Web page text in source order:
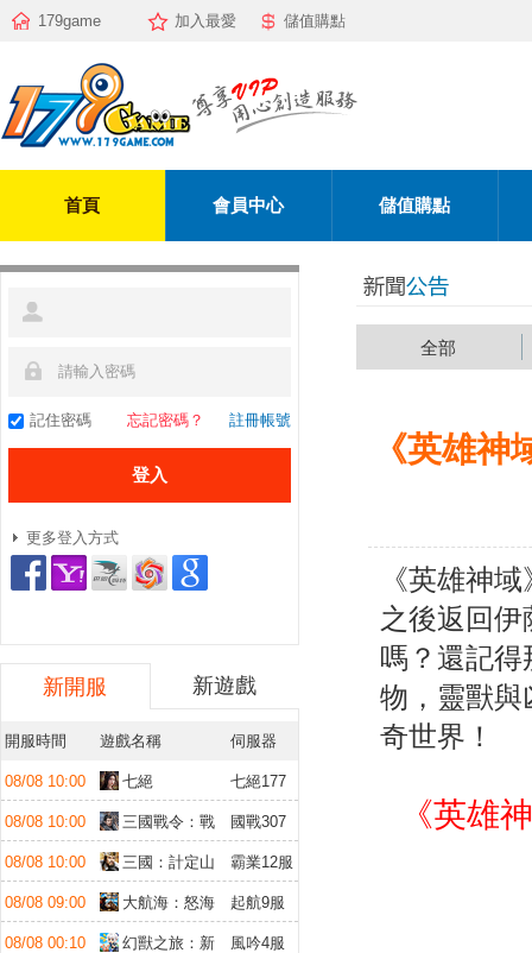
179game 加入最愛 儲值購點
首頁 會員中心 儲值購點
記住密碼 忘記密碼？ 註冊帳號
更多登入方式
新開服 新遊戲
開服時間 遊戲名稱 伺服器
08/08 10:00 七絕
七絕177
08/08 10:00
三國戰令：戰
略版
國戰307
08/08 10:00
三國：計定山
河
霸業12服
08/08 09:00
大航海：怒海
遠征
起航9服
08/08 00:10
幻獸之旅：新
風吟4服
全部
《英雄
《英雄神
之後返回
嗎？還記
物，靈獸與
奇世界！
《英雄